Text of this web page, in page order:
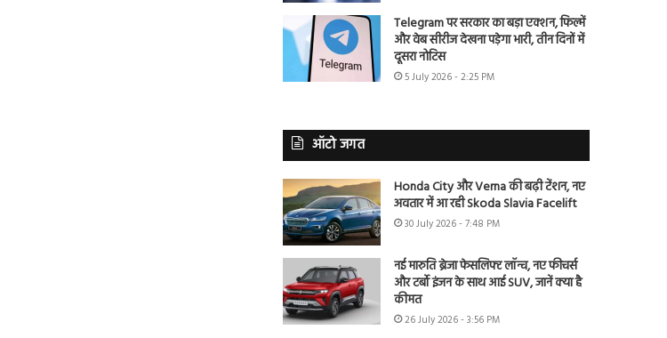
Telegram पर सरकार का बड़ा एक्शन, फिल्में
और वेब सीरीज देखना पड़ेगा भारी, तीन दिनों में
दूसरा नोटिस
5 July 2026 - 2:25 PM
ऑटो जगत
Honda City और Verna की बढ़ी टेंशन, नए
अवतार में आ रही Skoda Slavia Facelift
30 July 2026 - 7:48 PM
नई मारुति ब्रेजा फेसलिफ्ट लॉन्च, नए फीचर्स
और टर्बो इंजन के साथ आई SUV, जानें क्या है
कीमत
26 July 2026 - 3:56 PM